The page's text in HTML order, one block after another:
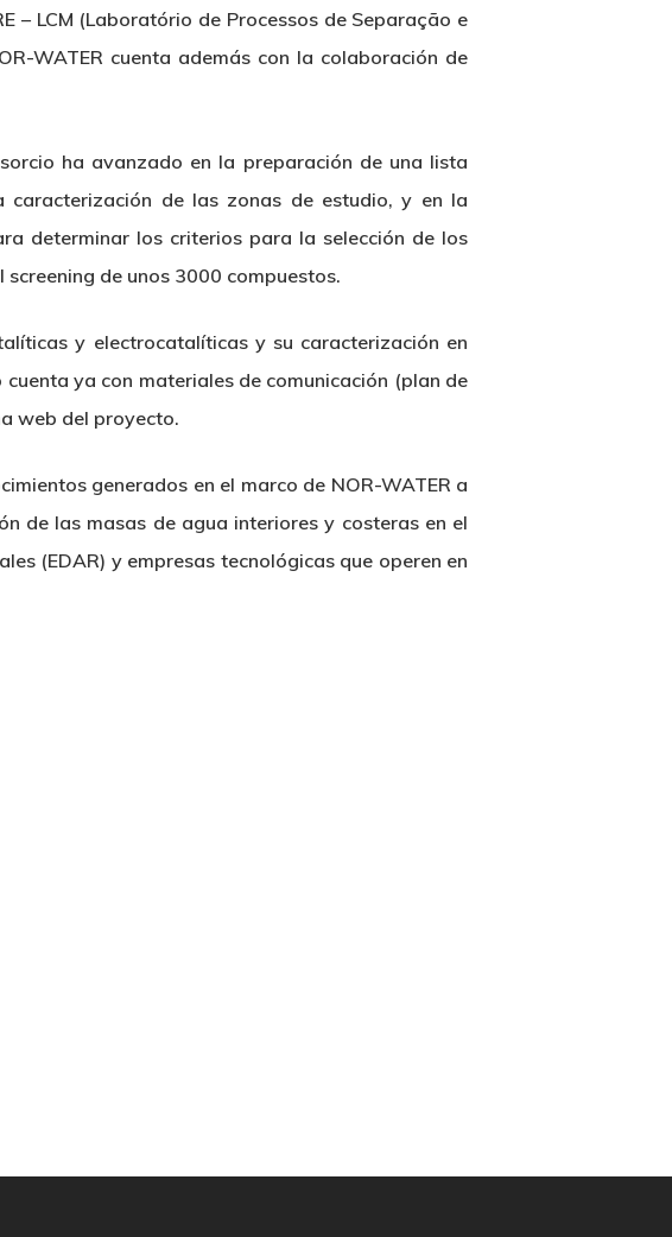
– LCM (Laboratório de Processos de Separação e
WATER cuenta además con la colaboración de
ha avanzado en la preparación de una lista
caracterización de las zonas de estudio, y en la
determinar los criterios para la selección de los
de unos 3000 compuestos.
y electrocatalíticas y su caracterización en
ya con materiales de comunicación (plan de
web del proyecto.
generados en el marco de NOR-WATER a
de las masas de agua interiores y costeras en el
(EDAR) y empresas tecnológicas que operen en